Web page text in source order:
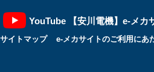
YouTube 【安川電機】e-メカ
サイトマップ e-メカサイトのご利用にあ